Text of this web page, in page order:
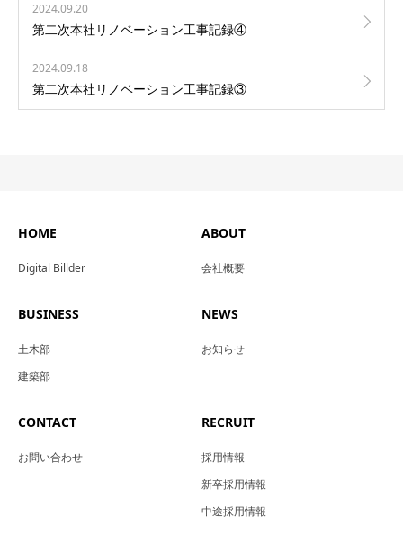
2024.09.20
第二次本社リノベーション工事記録④
2024.09.18
第二次本社リノベーション工事記録③
HOME
Digital Billder
ABOUT
会社概要
BUSINESS
土木部
建築部
NEWS
お知らせ
CONTACT
お問い合わせ
RECRUIT
採用情報
新卒採用情報
中途採用情報